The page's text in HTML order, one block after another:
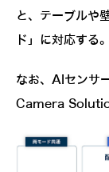
と、テーブルや
ド」に対応する。
なお、AIセンサ
Camera